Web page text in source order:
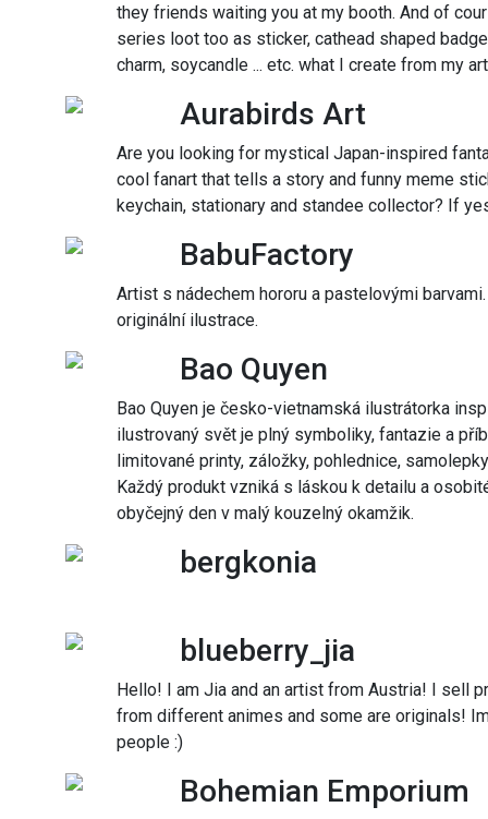
they friends waiting you at my booth. And of
series loot too as sticker, cathead shaped
charm, soycandle ... etc. what I create from my
Aurabirds Art
Are you looking for mystical Japan-inspired
cool fanart that tells a story and funny meme
keychain, stationary and standee collector? If
BabuFactory
Artist s nádechem hororu a pastelovými
originální ilustrace.
Bao Quyen
Bao Quyen je česko-vietnamská ilustrátorka
ilustrovaný svět je plný symboliky, fantazie a
limitované printy, záložky, pohlednice,
Každý produkt vzniká s láskou k detailu a
obyčejný den v malý kouzelný okamžik.
bergkonia
blueberry_jia
Hello! I am Jia and an artist from Austria! I sell
from different animes and some are originals!
people :)
Bohemian Emporium